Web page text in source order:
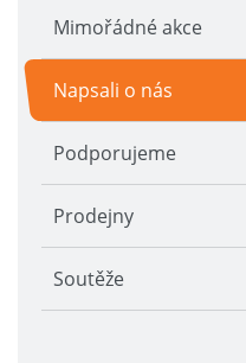
Mimořádné akce
Napsali o nás
Podporujeme
Prodejny
Soutěže